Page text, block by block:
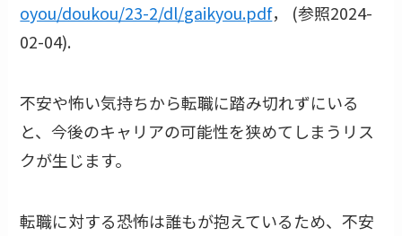
oyou/doukou/23-2/dl/gaikyou.pdf， (参照2024-
02-04).
不安や怖い気持ちから転職に踏み切れずにいる
と、今後のキャリアの可能性を狭めてしまうリス
クが生じます。
転職に対する恐怖は誰もが抱えているため、不安